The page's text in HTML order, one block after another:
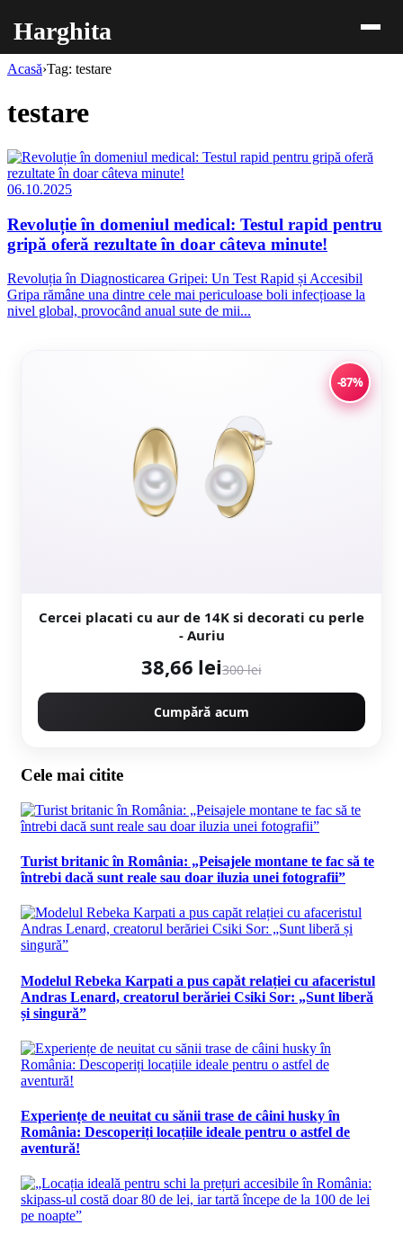
Harghita
Acasă›Tag: testare
testare
06.10.2025
Revoluție în domeniul medical: Testul rapid pentru
gripă oferă rezultate în doar câteva minute!
Revoluția în Diagnosticarea Gripei: Un Test Rapid și Accesibil
Gripa rămâne una dintre cele mai periculoase boli infecțioase la
nivel global, provocând anual sute de mii...
-87%
Cercei placati cu aur de 14K si decorati cu perle
- Auriu
38,66 lei300 lei
Cumpără acum
Cele mai citite
Turist britanic în România: „Peisajele montane te fac să te
întrebi dacă sunt reale sau doar iluzia unei fotografii”
Modelul Rebeka Karpati a pus capăt relației cu afaceristul
Andras Lenard, creatorul berăriei Csiki Sor: „Sunt liberă
și singură”
Experiențe de neuitat cu sănii trase de câini husky în
România: Descoperiți locațiile ideale pentru o astfel de
aventură!